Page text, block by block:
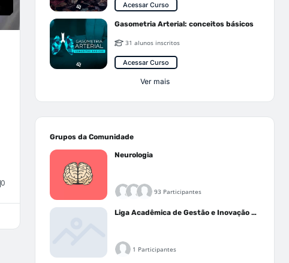
0
Acessar Curso
Gasometria Arterial: conceitos básicos
31 alunos inscritos
Acessar Curso
Ver mais
Grupos da Comunidade
Neurologia
93 Participantes
Liga Acadêmica de Gestão e Inovação Médica - LAGIM
1 Participantes